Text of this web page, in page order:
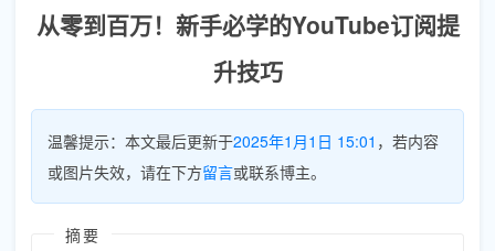
从零到百万！新手必学的YouTube订阅提
升技巧
温馨提示：本文最后更新于2025年1月1日 15:01 ，若内容
或图片失效，请在下方留言或联系博主。
摘要